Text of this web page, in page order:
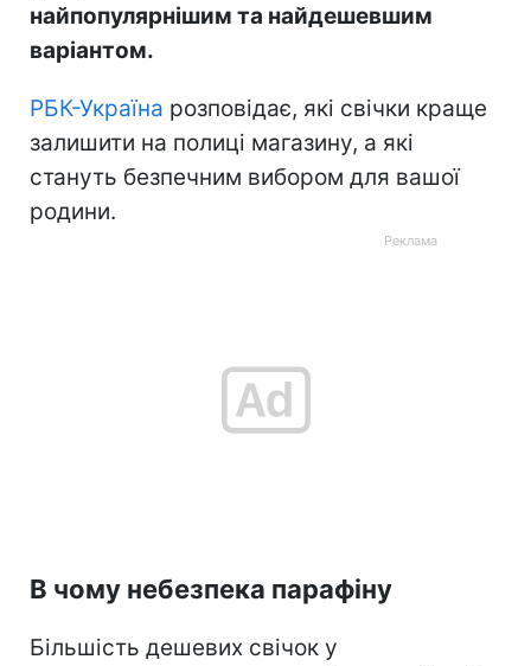
найпопулярнішим та найдешевшим
варіантом.
РБК-Україна розповідає, які свічки краще
залишити на полиці магазину, а які
стануть безпечним вибором для вашої
родини.
В чому небезпека парафіну
Більшість дешевих свічок у